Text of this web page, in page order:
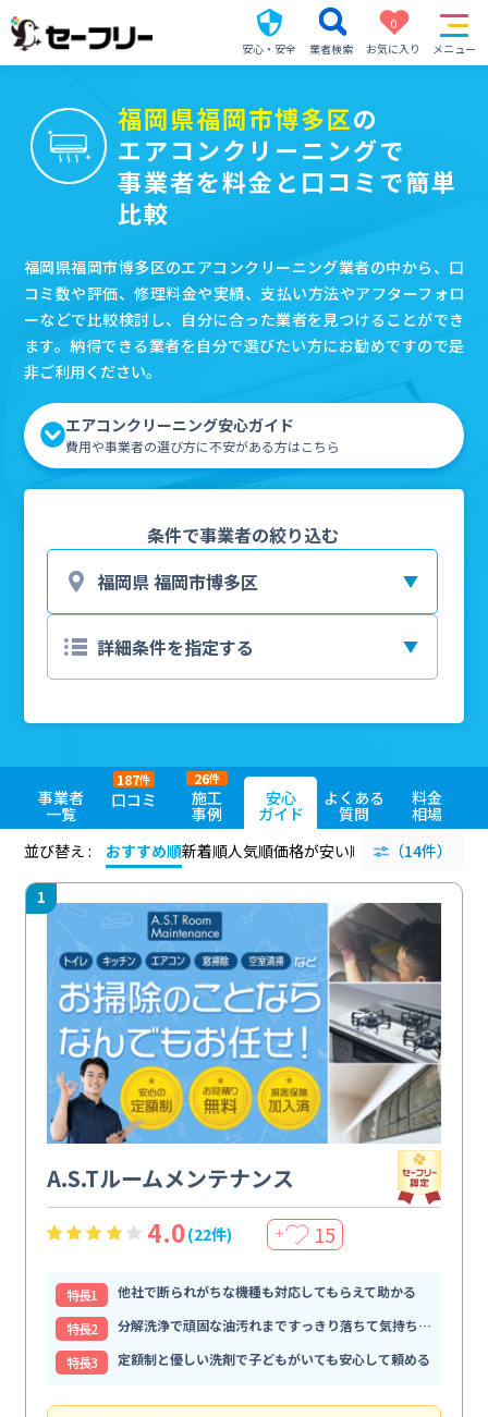
安心・安全 業者検索
0
お気に入り
メニュー
福岡県福岡市博多区の
エアコンクリーニングで
事業者を料金と口コミで簡単
比較
福岡県福岡市博多区のエアコンクリーニング業者の中から、口
コミ数や評価、修理料金や実績、支払い方法やアフターフォロ
ーなどで比較検討し、自分に合った業者を見つけることができ
ます。納得できる業者を自分で選びたい方にお勧めですので是
非ご利用ください。
エアコンクリーニング安心ガイド
費用や事業者の選び方に不安がある方はこちら
条件で事業者の絞り込む
事業者
一覧
口コミ
187件
施工
事例
26件
安心
ガイド
よくある
質問
料金
相場
並び替え :
おすすめ順新着順人気順価格が安い順 評価が高い順
（14件）
1
A.S.Tルームメンテナンス
4.0(22件) ＋ 15
特⻑1
他社で断られがちな機種も対応してもらえて助かる
特⻑2
分解洗浄で頑固な油汚れまですっきり落ちて気持ちいい
特⻑3
定額制と優しい洗剤で子どもがいても安心して頼める